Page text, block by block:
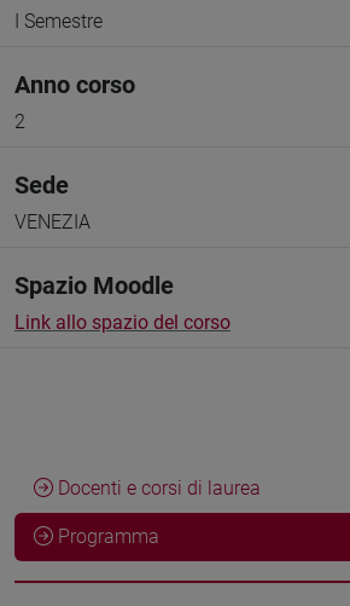
I Semestre
Anno corso
2
Sede
VENEZIA
Spazio Moodle
Link allo spazio del corso
Docenti e corsi di laurea
Programma